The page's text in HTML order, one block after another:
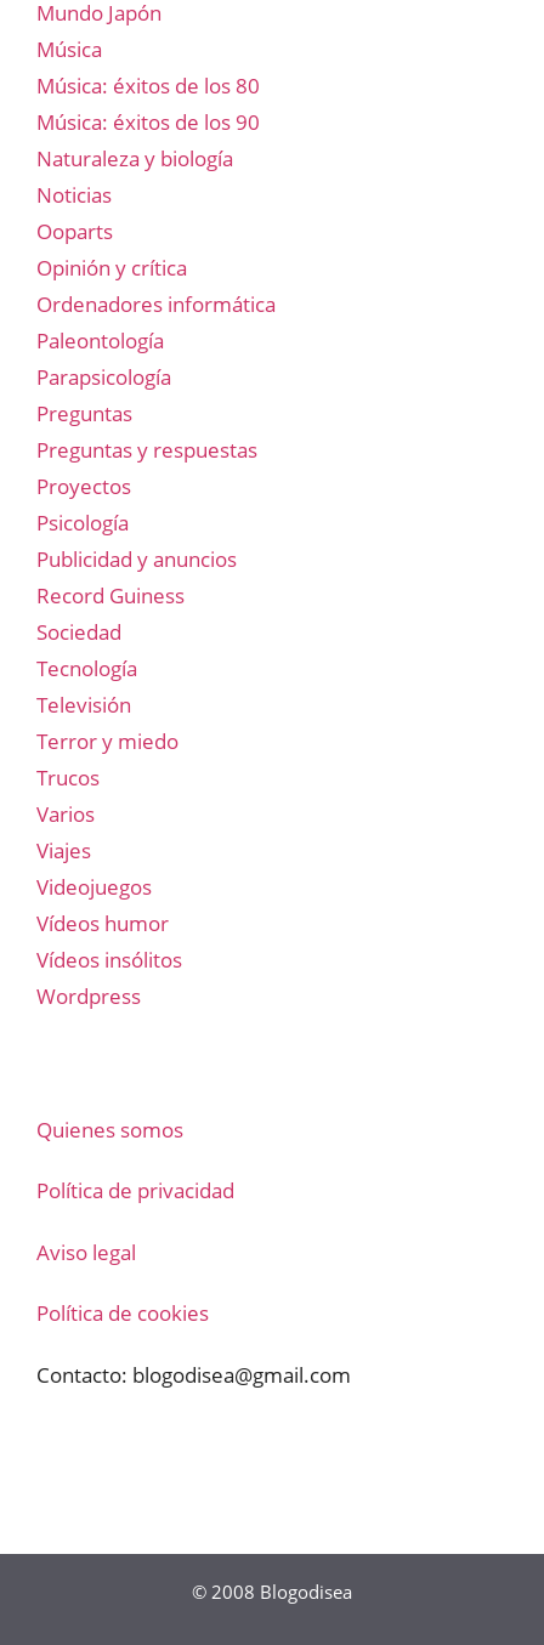
Mundo Japón
Música
Música: éxitos de los 80
Música: éxitos de los 90
Naturaleza y biología
Noticias
Ooparts
Opinión y crítica
Ordenadores informática
Paleontología
Parapsicología
Preguntas
Preguntas y respuestas
Proyectos
Psicología
Publicidad y anuncios
Record Guiness
Sociedad
Tecnología
Televisión
Terror y miedo
Trucos
Varios
Viajes
Videojuegos
Vídeos humor
Vídeos insólitos
Wordpress
Quienes somos
Política de privacidad
Aviso legal
Política de cookies
Contacto: blogodisea@gmail.com
© 2008 Blogodisea